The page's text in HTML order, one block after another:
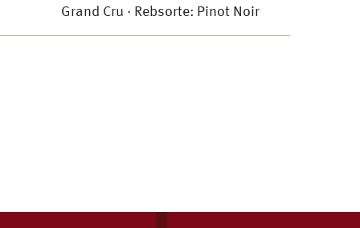
Grand Cru · Rebsorte: Pinot Noir